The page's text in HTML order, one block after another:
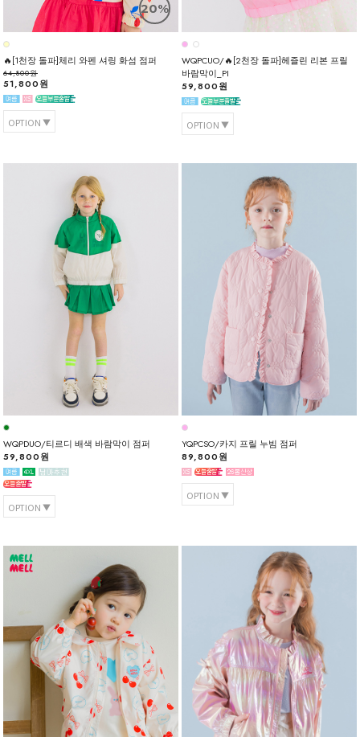
20%
🔥[1천장 돌파]체리 와펜 셔링 화섬 점퍼
64,800원
51,800원
OPTION
WQPCUO/🔥[2천장 돌파]헤즐린 리본 프릴
바람막이_PI
59,800원
OPTION
WQPDUO/티르디 배색 바람막이 점퍼
59,800원
OPTION
YQPCSO/카지 프릴 누빔 점퍼
89,800원
OPTION